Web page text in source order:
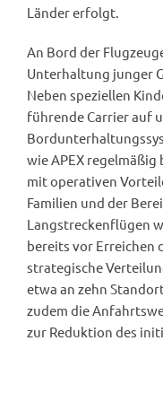
Länder erfolgt.
An Bord der
Unterhaltung junger
Neben speziellen
führende Carrier auf
wie APEX
mit operativen
Familien und der
Langstreckenflügen
bereits vor Erreichen
strategische
etwa an zehn
zudem die
zur Reduktion des